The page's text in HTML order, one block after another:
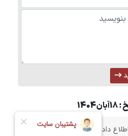
داده میشه به ما